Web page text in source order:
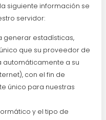
siguiente información se
servidor:
generar estadísticas,
que su proveedor de
automáticamente a su
con el fin de
único para nuestras
y el tipo de